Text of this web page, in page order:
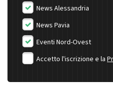
News Alessandria
News Pavia
Eventi Nord-Ovest
Accetto l'iscrizione e la